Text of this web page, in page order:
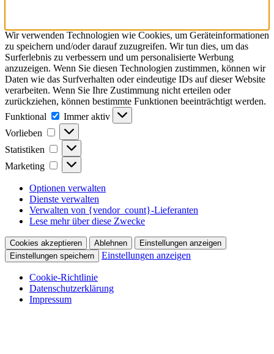
Wir verwenden Technologien wie Cookies, um Geräteinformationen
zu speichern und/oder darauf zuzugreifen. Wir tun dies, um das
Surferlebnis zu verbessern und um personalisierte Werbung
anzuzeigen. Wenn Sie diesen Technologien zustimmen, können wir
Daten wie das Surfverhalten oder eindeutige IDs auf dieser Website
verarbeiten. Wenn Sie Ihre Zustimmung nicht erteilen oder
zurückziehen, können bestimmte Funktionen beeinträchtigt werden.
Funktional
Funktional
Immer aktiv
Vorlieben
Vorlieben
Statistiken Statistiken
Marketing Marketing
Optionen verwalten
Dienste verwalten
Verwalten von {vendor_count}-Lieferanten
Lese mehr über diese Zwecke
Cookies akzeptieren Ablehnen
Einstellungen anzeigen
Einstellungen speichern
Einstellungen anzeigen
Cookie-Richtlinie
Datenschutzerklärung
Impressum